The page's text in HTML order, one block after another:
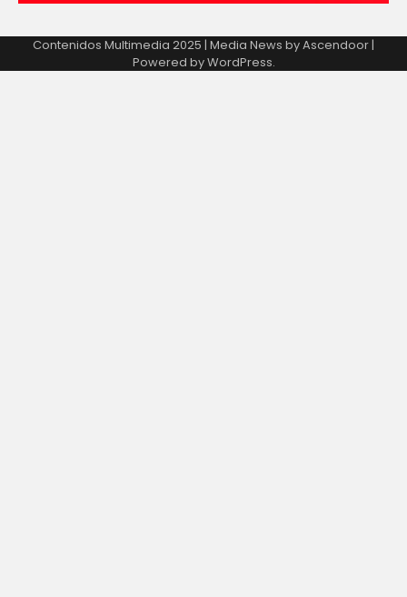
Contenidos Multimedia 2025 | Media News byAscendoor|
Powered byWordPress.